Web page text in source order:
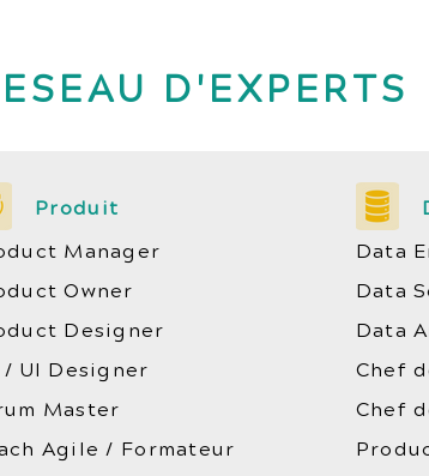
D'EXPERTS
Produit
Manager
Owner
Designer
/ UI Designer
Master
Agile / Formateur
Data
Data
Data
Chef
Chef